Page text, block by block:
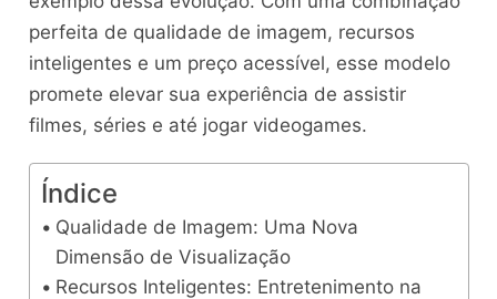
perfeita de qualidade de imagem, recursos
inteligentes e um preço acessível, esse modelo
promete elevar sua experiência de assistir
filmes, séries e até jogar videogames.
Índice
Qualidade de Imagem: Uma Nova
Dimensão de Visualização
Recursos Inteligentes: Entretenimento na